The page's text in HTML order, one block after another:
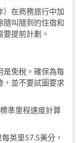
）在商務旅行中加
隨叫隨到的住宿和
提前計劃。
是免稅。確保為每
，並不要試圖要求
準里程速度計算
英里57.5美分，